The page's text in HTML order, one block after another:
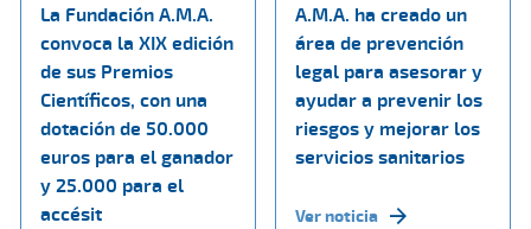
La Fundación A.M.A.
convoca la XIX edición
de sus Premios
Científicos, con una
dotación de 50.000
euros para el ganador
y 25.000 para el
accésit
A.M.A. ha creado un
área de prevención
legal para asesorar y
ayudar a prevenir los
riesgos y mejorar los
servicios sanitarios
Ver noticia